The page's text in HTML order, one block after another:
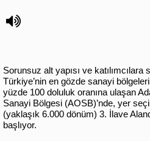
Sorunsuz alt yapısı ve katılımcılara
Türkiye’nin en gözde sanayi
yüzde 100 doluluk oranına ulaşan
Sanayi Bölgesi (AOSB)’nde, yer
(yaklaşık 6.000 dönüm) 3. İlave
başlıyor.